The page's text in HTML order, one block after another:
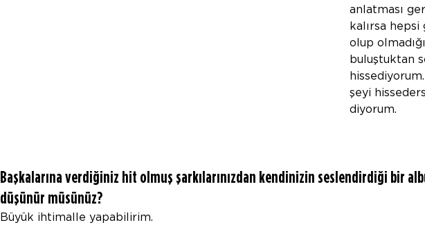
anlatması
kalırsa
olup
buluştuktan
şeyi
diyorum.
Başkalarına verdiğiniz hit olmuş şarkılarınızdan kendinizin seslendirdiği bir
düşünür müsünüz?
Büyük ihtimalle yapabilirim.